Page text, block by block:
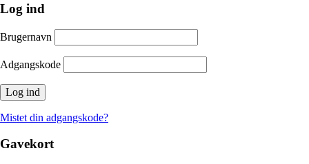
Log ind
Brugernavn
Adgangskode
Mistet din adgangskode?
Gavekort